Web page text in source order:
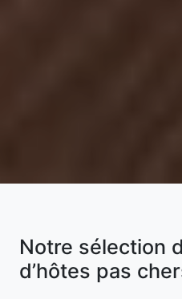
Notre sélection
d’hôtes pas